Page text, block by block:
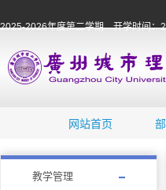
2025-2026年度第二学期 开学时间：
网站首页
教学管理